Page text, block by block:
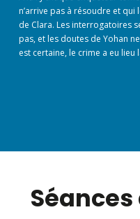
n’arrive pas à résoudre et qui
de Clara. Les interrogatoires
pas, et les doutes de Yohan
est certaine, le crime a eu lieu